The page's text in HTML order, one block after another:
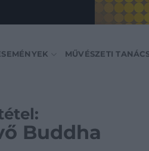
MŰVÉSZETI
Buddha